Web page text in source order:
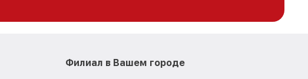
Филиал в Вашем городе